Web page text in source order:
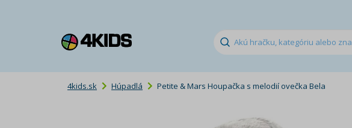
4kids.sk Húpadlá Petite & Mars Houpačka s melodií ovečka Bela